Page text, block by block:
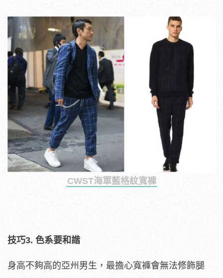
CWST海軍藍格紋寬褲
技巧3. 色系要和諧
身高不夠高的亞州男生，最擔心寬褲會無法修飾腿